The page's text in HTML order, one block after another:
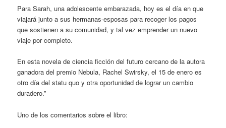
Para Sarah, una adolescente embarazada, hoy es el día en que
viajará junto a sus hermanas-esposas para recoger los pagos
que sostienen a su comunidad, y tal vez emprender un nuevo
viaje por completo.
En esta novela de ciencia ficción del futuro cercano de la autora
ganadora del premio Nebula, Rachel Swirsky, el 15 de enero es
otro día del statu quo y otra oportunidad de lograr un cambio
duradero.”
Uno de los comentarios sobre el libro: